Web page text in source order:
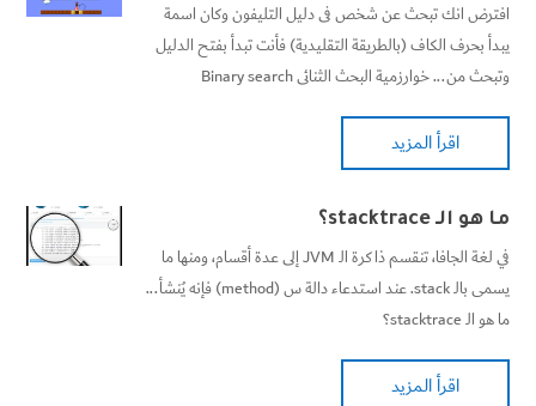
افترض انك تبحث عن شخص فى دليل التليفون وكان اسمة
يبدأ بحرف الكاف (بالطريقة التقليدية) فأنت تبدأ بفتح الدليل
وتبحث من... خوارزمية البحث الثنائى Binary search
اقرأ المزيد
ما هو الـ stacktrace؟
في لغة الجافا، تنقسم ذاكرة الـ JVM إلى عدة أقسام، ومنها ما
يسمى بالـ stack. عند استدعاء دالة س (method) فإنه يُنشأ...
ما هو الـ stacktrace؟
اقرأ المزيد